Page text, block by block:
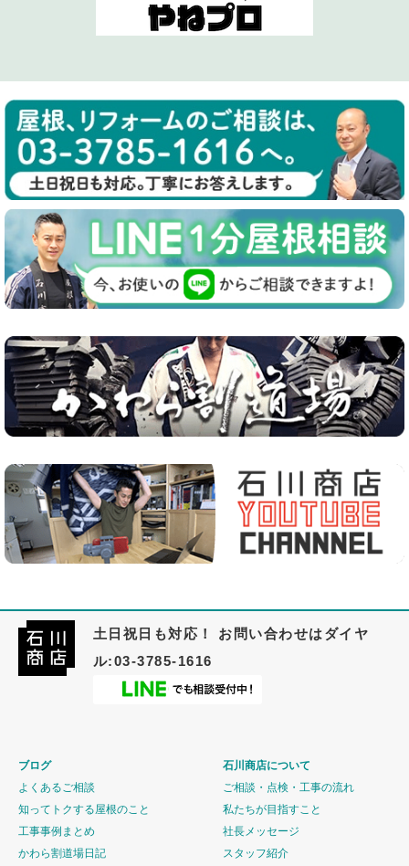
土日祝日も対応！ お問い合わせはダイヤ
ル:03-3785-1616
ブログ
よくあるご相談
知ってトクする屋根のこと
工事事例まとめ
かわら割道場日記
石川商店について
ご相談・点検・工事の流れ
私たちが目指すこと
社長メッセージ
スタッフ紹介